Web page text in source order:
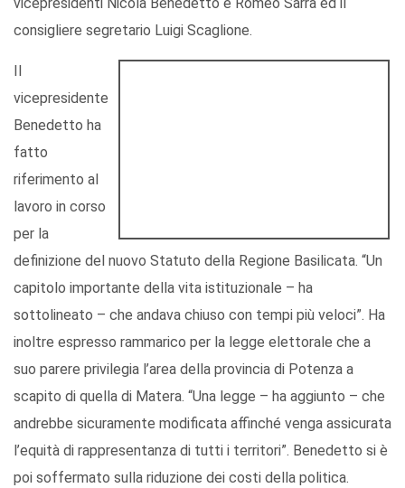
vicepresidenti Nicola Benedetto e Romeo Sarra ed il
consigliere segretario Luigi Scaglione.
vicepresidente
Benedetto ha
fatto
riferimento al
lavoro in corso
per la
definizione del nuovo Statuto della Regione Basilicata. “Un
capitolo importante della vita istituzionale – ha
sottolineato – che andava chiuso con tempi più veloci”. Ha
inoltre espresso rammarico per la legge elettorale che a
suo parere privilegia l’area della provincia di Potenza a
scapito di quella di Matera. “Una legge – ha aggiunto – che
andrebbe sicuramente modificata affinché venga assicurata
l’equità di rappresentanza di tutti i territori”. Benedetto si è
poi soffermato sulla riduzione dei costi della politica.